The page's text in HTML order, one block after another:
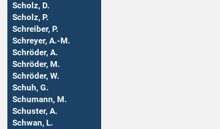
Scholz, D.
Scholz, P.
Schreiber, P.
Schreyer, A.-M.
Schröder, A.
Schröder, M.
Schröder, W.
Schuh, G.
Schumann, M.
Schuster, A.
Schwan, L.